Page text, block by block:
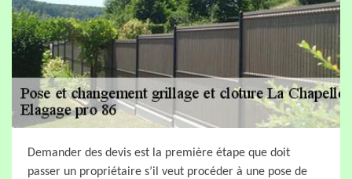
Demander des devis est la première étape que doit
passer un propriétaire s’il veut procéder à une pose de